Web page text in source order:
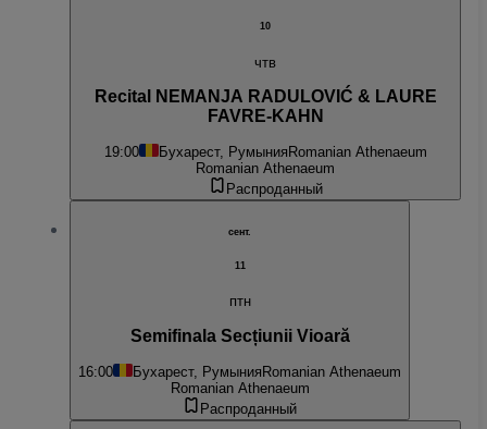
10
чтв
Recital NEMANJA RADULOVIĆ & LAURE
FAVRE-KAHN
19:00 Бухарест, Румыния Romanian Athenaeum
Romanian Athenaeum
Распроданный
сент.
11
птн
Semifinala Secțiunii Vioară
16:00 Бухарест, РумынияRomanian Athenaeum
Romanian Athenaeum
Распроданный